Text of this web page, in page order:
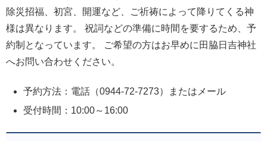
除災招福、初宮、開運など、ご祈祷によって降りてくる神
様は異なります。 祝詞などの準備に時間を要するため、予
約制となっています。 ご希望の方はお早めに田脇日吉神社
へお問い合わせください。
予約方法：電話（0944-72-7273）またはメール
受付時間：10:00～16:00